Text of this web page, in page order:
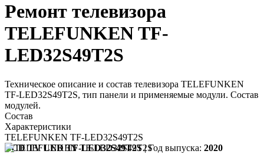
Ремонт телевизора
TELEFUNKEN TF-
LED32S49T2S
Техническое описание и состав телевизора TELEFUNKEN
TF-LED32S49T2S, тип панели и применяемые модули. Состав
модулей.
Состав
Характеристики
TELEFUNKEN TF-LED32S49T2S
LCD TV LED TF-LED32S49T2S| Год выпуска: 2020